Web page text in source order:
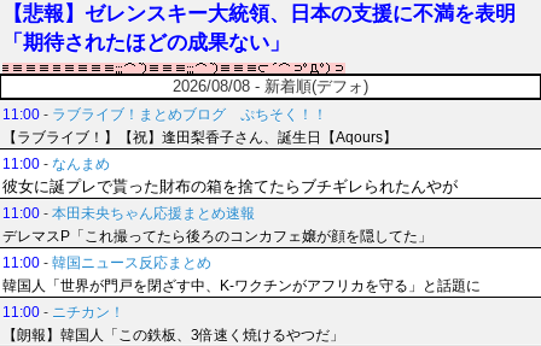
【悲報】ゼレンスキー大統領、日本の支援に不満を表明
「期待されたほどの成果ない」
2026/08/08 - 新着順(デフォ)
11:00 - ラブライブ！まとめブログ ぷちそく！！
【ラブライブ！】【祝】逢田梨香子さん、誕生日【Aqours】
11:00 - なんまめ
彼女に誕プレで貰った財布の箱を捨てたらブチギレられたんやが
11:00 - 本田未央ちゃん応援まとめ速報
デレマスP「これ撮ってたら後ろのコンカフェ嬢が顔を隠してた」
11:00 - 韓国ニュース反応まとめ
韓国人「世界が門戸を閉ざす中、K-ワクチンがアフリカを守る」と話題に
11:00 - ニチカン！
【朗報】韓国人「この鉄板、3倍速く焼けるやつだ」